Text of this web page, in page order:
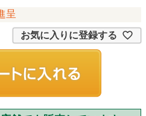
呈
お気に入りに登録する